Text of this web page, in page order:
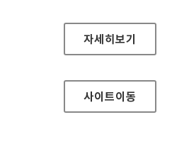
BYC 대표 홈페이지
자세히보기
사이트이동